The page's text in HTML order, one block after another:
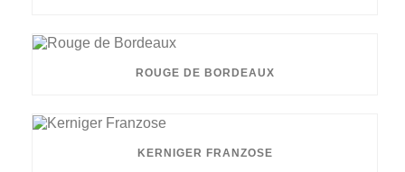
ROUGE DE BORDEAUX
KERNIGER FRANZOSE